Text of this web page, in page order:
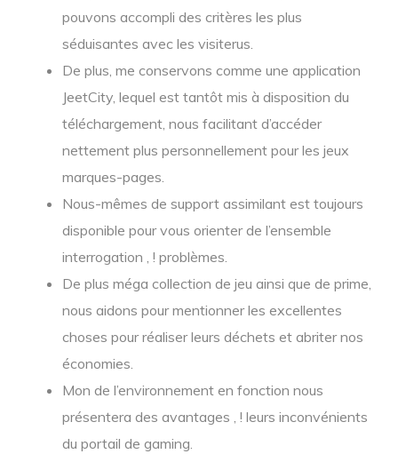
pouvons accompli des critères les plus
séduisantes avec les visiterus.
De plus, me conservons comme une application
JeetCity, lequel est tantôt mis à disposition du
téléchargement, nous facilitant d’accéder
nettement plus personnellement pour les jeux
marques-pages.
Nous-mêmes de support assimilant est toujours
disponible pour vous orienter de l’ensemble
interrogation , ! problèmes.
De plus méga collection de jeu ainsi que de prime,
nous aidons pour mentionner les excellentes
choses pour réaliser leurs déchets et abriter nos
économies.
Mon de l’environnement en fonction nous
présentera des avantages , ! leurs inconvénients
du portail de gaming.